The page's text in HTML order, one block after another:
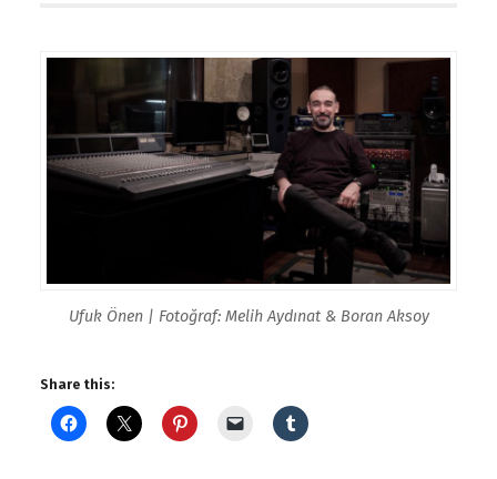
Ufuk Önen | Fotoğraf: Melih Aydınat & Boran Aksoy
Share this: